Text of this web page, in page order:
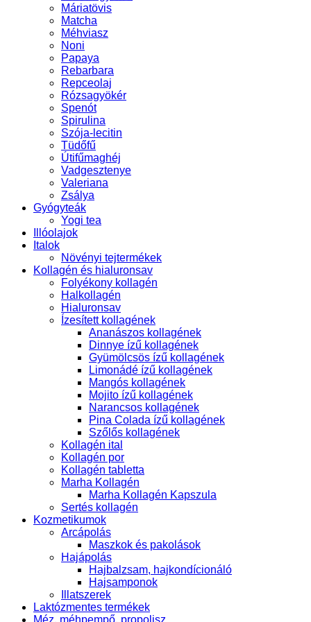
Máriatövis
Matcha
Méhviasz
Noni
Papaya
Rebarbara
Repceolaj
Rózsagyökér
Spenót
Spirulina
Szója-lecitin
Tüdőfű
Útifűmaghéj
Vadgesztenye
Valeriana
Zsálya
Gyógyteák
Yogi tea
Illóolajok
Italok
Növényi tejtermékek
Kollagén és hialuronsav
Folyékony kollagén
Halkollagén
Hialuronsav
Ízesített kollagének
Ananászos kollagének
Dinnye ízű kollagének
Gyümölcsös ízű kollagének
Limonádé ízű kollagének
Mangós kollagének
Mojito ízű kollagének
Narancsos kollagének
Pina Colada ízű kollagének
Szőlős kollagének
Kollagén ital
Kollagén por
Kollagén tabletta
Marha Kollagén
Marha Kollagén Kapszula
Sertés kollagén
Kozmetikumok
Arcápolás
Maszkok és pakolások
Hajápolás
Hajbalzsam, hajkondícionáló
Hajsamponok
Illatszerek
Laktózmentes termékek
Méz, méhpempő, propolisz